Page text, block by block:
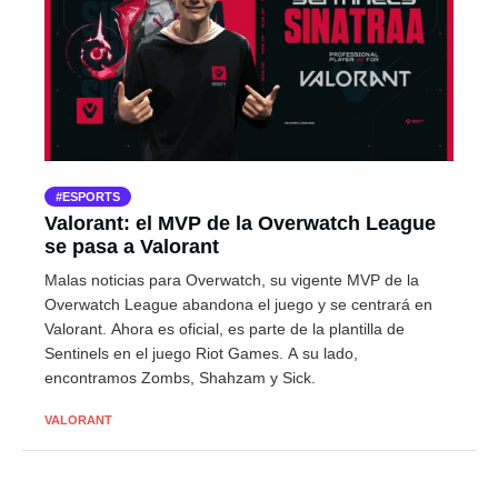
ESPORTS
Valorant: el MVP de la Overwatch League
se pasa a Valorant
Malas noticias para Overwatch, su vigente MVP de la
Overwatch League abandona el juego y se centrará en
Valorant. Ahora es oficial, es parte de la plantilla de
Sentinels en el juego Riot Games. A su lado,
encontramos Zombs, Shahzam y Sick.
VALORANT